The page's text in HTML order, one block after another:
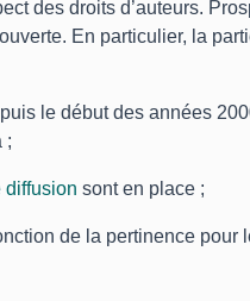
des droits d’auteurs.
En particulier, la
le début des années
;
diffusion sont en place ;
de la pertinence pour